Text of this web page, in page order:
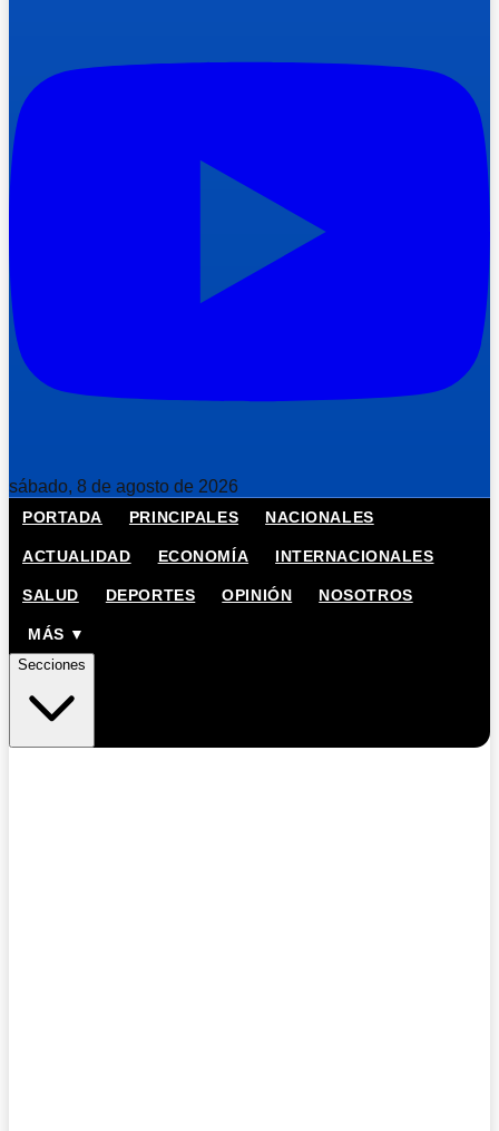
sábado, 8 de agosto de 2026
PORTADA PRINCIPALES NACIONALES
ACTUALIDAD ECONOMÍA INTERNACIONALES
SALUD DEPORTES OPINIÓN NOSOTROS
MÁS ▼
Secciones